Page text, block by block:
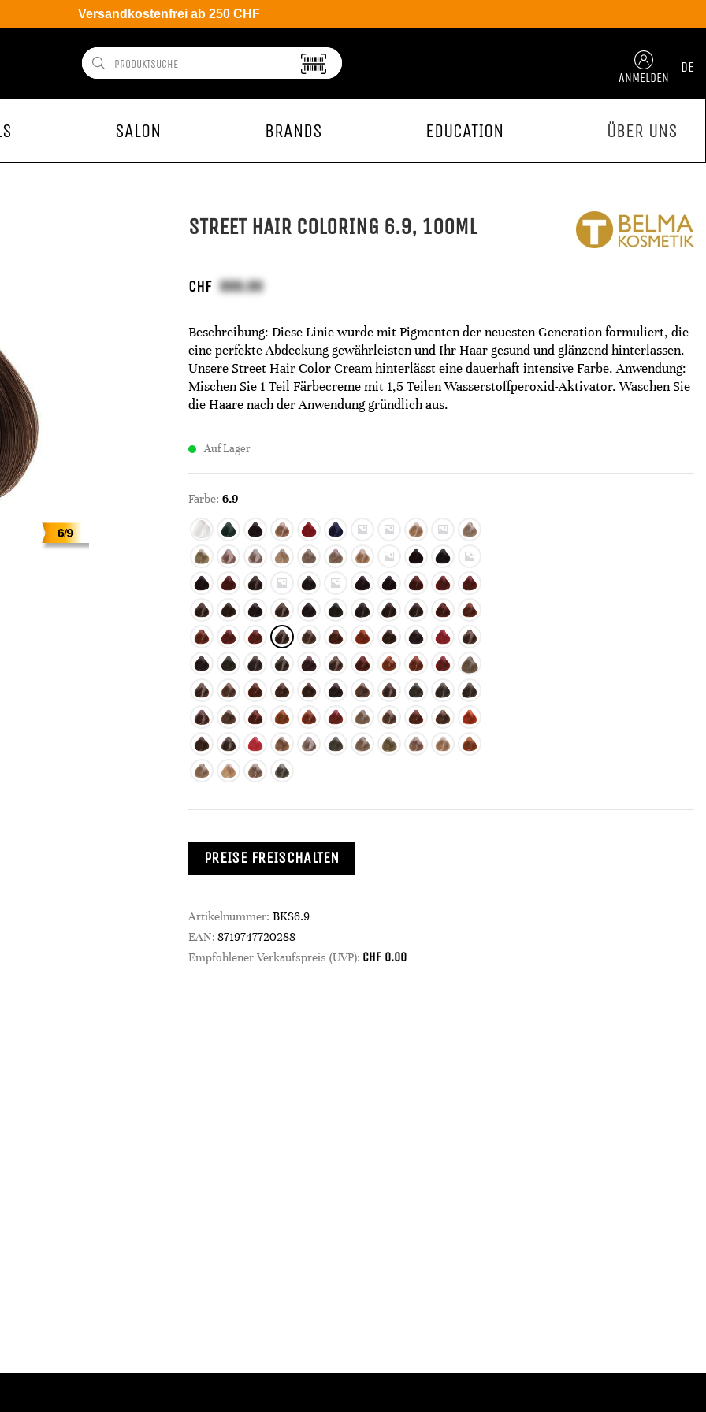
Versandkostenfrei ab 250 CHF
ANMELDEN
DE
SALON BRANDS EDUCATION ÜBER UNS
STREET HAIR COLORING 6.9, 100ML
CHF
Beschreibung: Diese Linie wurde mit Pigmenten der neuesten Generation formuliert, die
eine perfekte Abdeckung gewährleisten und Ihr Haar gesund und glänzend hinterlassen.
Unsere Street Hair Color Cream hinterlässt eine dauerhaft intensive Farbe. Anwendung:
Mischen Sie 1 Teil Färbecreme mit 1,5 Teilen Wasserstoffperoxid-Aktivator. Waschen Sie
die Haare nach der Anwendung gründlich aus.
Auf Lager
Farbe: 6.9
PREISE FREISCHALTEN
Artikelnummer: BKS6.9
EAN: 8719747720288
Empfohlener Verkaufspreis (UVP): CHF 0.00